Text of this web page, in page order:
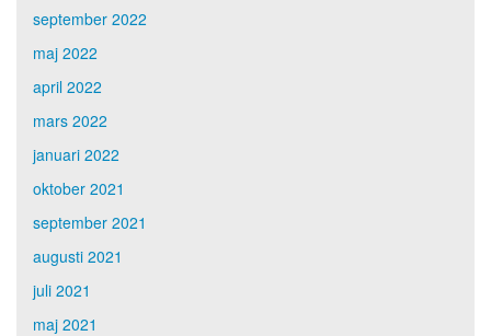
september 2022
maj 2022
april 2022
mars 2022
januari 2022
oktober 2021
september 2021
augusti 2021
juli 2021
maj 2021